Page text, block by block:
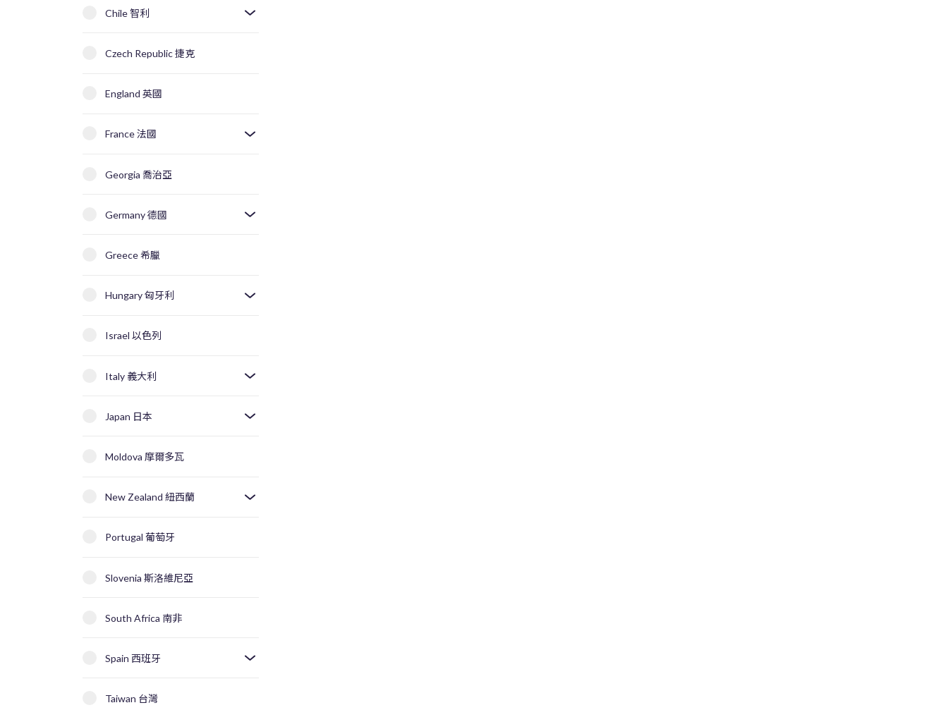
Chile 智利
Czech Republic 捷克
England 英國
France 法國
Georgia 喬治亞
Germany 德國
Greece 希臘
Hungary 匈牙利
Israel 以色列
Italy 義大利
Japan 日本
Moldova 摩爾多瓦
New Zealand 紐西蘭
Portugal 葡萄牙
Slovenia 斯洛維尼亞
South Africa 南非
Spain 西班牙
Taiwan 台灣